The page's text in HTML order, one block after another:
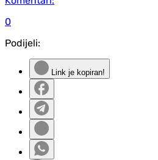
0
Podijeli:
Link je kopiran!